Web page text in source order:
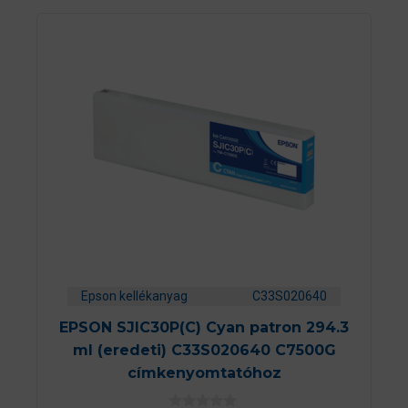
Epson kellékanyag C33S020640
EPSON SJIC30P(C) Cyan patron 294.3
ml (eredeti) C33S020640 C7500G
címkenyomtatóhoz